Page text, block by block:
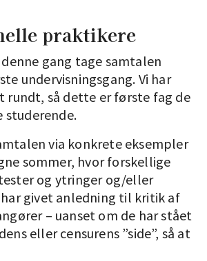
praktikere
gang tage samtalen
undervisningsgang. Vi har
rundt, så dette er første fag de
studerende.
via konkrete eksempler
sommer, hvor forskellige
og ytringer og/eller
givet anledning til kritik af
– uanset om de har stået
eller censurens ”side”, så at